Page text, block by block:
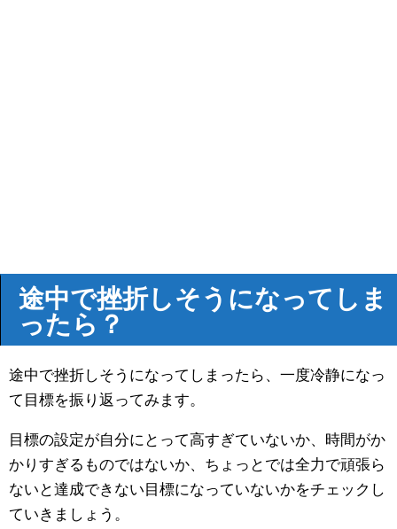
途中で挫折しそうになってしま
ったら？
途中で挫折しそうになってしまったら、一度冷静になっ
て目標を振り返ってみます。
目標の設定が自分にとって高すぎていないか、時間がか
かりすぎるものではないか、ちょっとでは全力で頑張ら
ないと達成できない目標になっていないかをチェックし
ていきましょう。